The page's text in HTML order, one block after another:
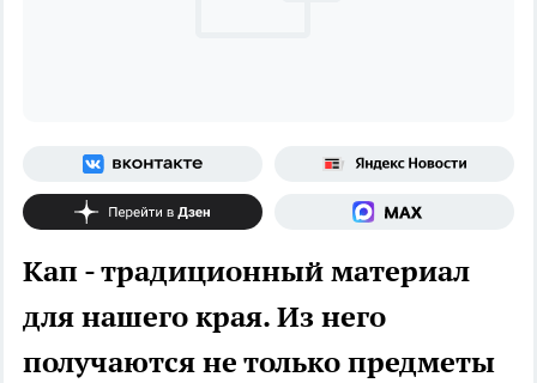
Кап - традиционный материал
для нашего края. Из него
получаются не только предметы